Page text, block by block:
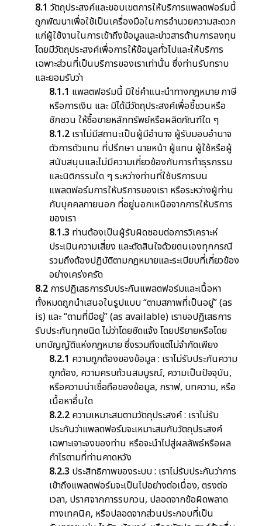
8.1 วัตถุประสงค์และขอบเขตการให้บริการแพลตฟอร์มนี้
ถูกพัฒนาเพื่อใช้เป็นเครื่องมือในการอำนวยความสะดวก
แก่ผู้ใช้งานในการเข้าถึงข้อมูลและข่าวสารด้านการลงทุน
โดยมีวัตถุประสงค์เพื่อการให้ข้อมูลทั่วไปและให้บริการ
เฉพาะส่วนที่เป็นบริการของเราเท่านั้น ซึ่งท่านรับทราบ
และยอมรับว่า
8.1.1 แพลตฟอร์มนี้ มิใช่คำแนะนำทางกฎหมาย ภาษี
หรือการเงิน และ มิได้มีวัตถุประสงค์เพื่อชี้ชวนหรือ
ชักชวน ให้ซื้อขายหลักทรัพย์หรือผลิตภัณฑ์ใด ๆ
8.1.2 เราไม่มีสถานะเป็นผู้มีอำนาจ ผู้รับมอบอำนาจ
ตัวการตัวแทน ที่ปรึกษา นายหน้า ผู้แทน ผู้ใช้หรือผู้
สนับสนุนและไม่มีความเกี่ยวข้องกับการทำธุรกรรม
และนิติกรรมใด ๆ ระหว่างท่านที่ใช้บริการบน
แพลตฟอร์มการให้บริการของเรา หรือระหว่างผู้ท่าน
กับบุคคลภายนอก ที่อยู่นอกเหนือจากการให้บริการ
ของเรา
8.1.3 ท่านต้องเป็นผู้รับผิดชอบต่อการวิเคราะห์
ประเมินความเสี่ยง และตัดสินใจด้วยตนเองทุกกรณี
รวมถึงต้องปฏิบัติตามกฎหมายและระเบียบที่เกี่ยวข้อง
อย่างเคร่งครัด
8.2 การปฏิเสธการรับประกันแพลตฟอร์มและเนื้อหา
ทั้งหมดถูกนำเสนอในรูปแบบ “ตามสภาพที่เป็นอยู่” (as
is) และ “ตามที่มีอยู่” (as available) เราขอปฏิเสธการ
รับประกันทุกชนิด ไม่ว่าโดยชัดแจ้ง โดยปริยายหรือโดย
บทบัญญัติแห่งกฎหมาย ซึ่งรวมถึงแต่ไม่จำกัดเพียง
8.2.1 ความถูกต้องของข้อมูล : เราไม่รับประกันความ
ถูกต้อง, ความครบถ้วนสมบูรณ์, ความเป็นปัจจุบัน,
หรือความน่าเชื่อถือของข้อมูล, กราฟ, บทความ, หรือ
เนื้อหาอื่นใด
8.2.2 ความเหมาะสมตามวัตถุประสงค์ : เราไม่รับ
ประกันว่าแพลตฟอร์มจะเหมาะสมกับวัตถุประสงค์
เฉพาะเจาะจงของท่าน หรือจะนำไปสู่ผลลัพธ์หรือผล
กำไรตามที่ท่านคาดหวัง
8.2.3 ประสิทธิภาพของระบบ : เราไม่รับประกันว่าการ
เข้าถึงแพลตฟอร์มจะเป็นไปอย่างต่อเนื่อง, ตรงต่อ
เวลา, ปราศจากการรบกวน, ปลอดจากข้อผิดพลาด
ทางเทคนิค, หรือปลอดจากส่วนประกอบที่เป็น